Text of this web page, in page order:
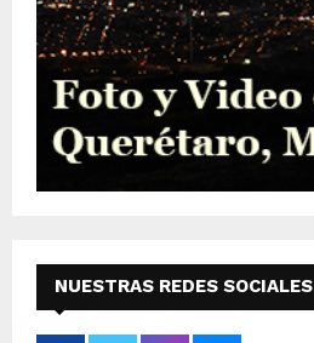
NUESTRAS REDES SOCIALES